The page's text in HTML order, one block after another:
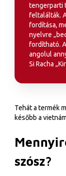
tengerparti
feltalálták.
fordítása,
nyelvre
fordítható.
angolul
Si Racha
Tehát a termék
később a
szósz?